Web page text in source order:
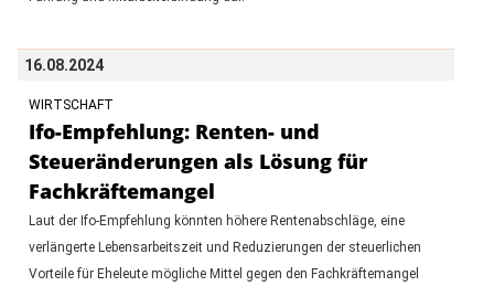
16.08.2024
WIRTSCHAFT
Ifo-Empfehlung: Renten- und
Steueränderungen als Lösung für
Fachkräftemangel
Laut der Ifo-Empfehlung könnten höhere Rentenabschläge, eine
verlängerte Lebensarbeitszeit und Reduzierungen der steuerlichen
Vorteile für Eheleute mögliche Mittel gegen den Fachkräftemangel